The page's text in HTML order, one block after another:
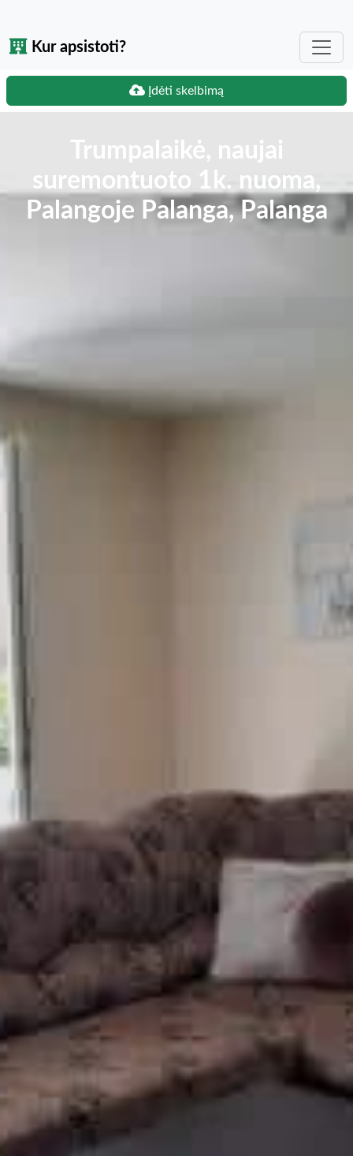
Kur apsistoti?
Įdėti skelbimą
Trumpalaikė, naujai
suremontuoto 1k. nuoma,
Palangoje Palanga, Palanga